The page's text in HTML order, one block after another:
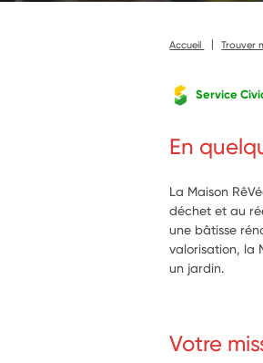
Accueil Trouver
Service
En
La Maison
déchet et au
une bâtisse
valorisation, la
un jardin.
Votre